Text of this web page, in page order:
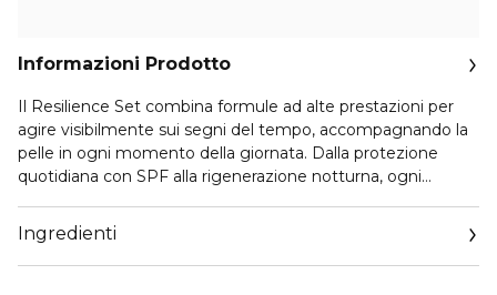
Informazioni Prodotto
Il Resilience Set combina formule ad alte prestazioni per
agire visibilmente sui segni del tempo, accompagnando la
pelle in ogni momento della giornata. Dalla protezione
quotidiana con SPF alla rigenerazione notturna, ogni
e dall’aspetto rinnovato.
Il cofanetto contiene:
Resilience Multi-Effect SPF15 50ml FORMATO VENDITA +
Ingredienti